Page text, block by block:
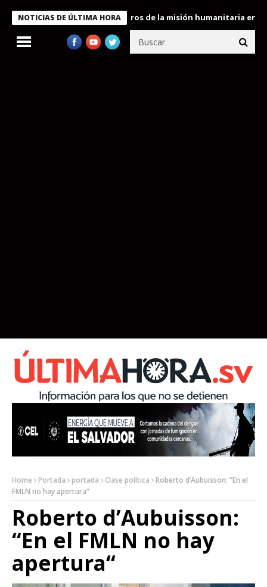
NOTICIAS DE ÚLTIMA HORA
Bukele condecora a miembros de la misión humanitaria enviada
Home Portada portada Clase política
Roberto d’Aubuisson: “En el
FMLN no hay apertura“
Roberto d’Aubuisson:
“En el FMLN no hay
apertura“